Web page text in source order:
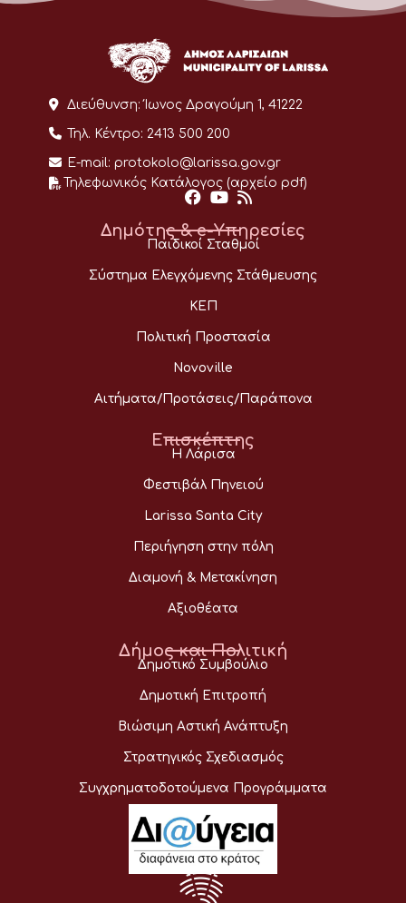
Διεύθυνση: Ίωνος Δραγούμη 1, 41222
Τηλ. Κέντρο: 2413 500 200
E-mail: protokolo@larissa.gov.gr
Τηλεφωνικός Κατάλογος (αρχείο pdf)
Δημότης & e-Υπηρεσίες
Παιδικοί Σταθμοί
Σύστημα Ελεγχόμενης Στάθμευσης
ΚΕΠ
Πολιτική Προστασία
Novoville
Αιτήματα/Προτάσεις/Παράπονα
Επισκέπτης
Η Λάρισα
Φεστιβάλ Πηνειού
Larissa Santa City
Περιήγηση στην πόλη
Διαμονή & Μετακίνηση
Αξιοθέατα
Δήμος και Πολιτική
Δημοτικό Συμβούλιο
Δημοτική Επιτροπή
Βιώσιμη Αστική Ανάπτυξη
Στρατηγικός Σχεδιασμός
Συγχρηματοδοτούμενα Προγράμματα